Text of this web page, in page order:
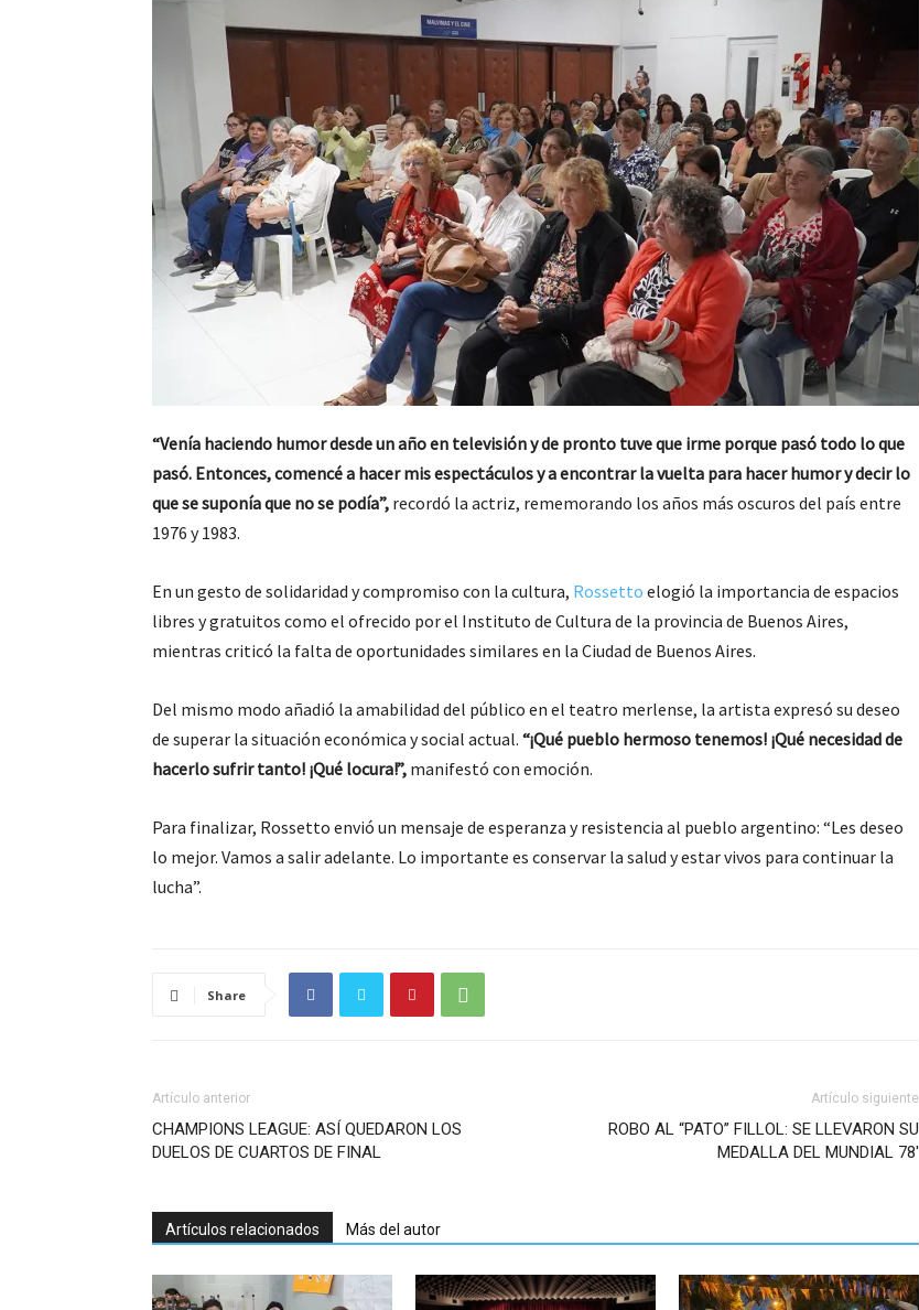
“Venía haciendo humor desde un año en televisión y de pronto tuve que irme porque pasó todo lo que
pasó. Entonces, comencé a hacer mis espectáculos y a encontrar la vuelta para hacer humor y decir lo
que se suponía que no se podía”, recordó la actriz, rememorando los años más oscuros del país entre
1976 y 1983.
En un gesto de solidaridad y compromiso con la cultura, Rossetto elogió la importancia de espacios
libres y gratuitos como el ofrecido por el Instituto de Cultura de la provincia de Buenos Aires,
mientras criticó la falta de oportunidades similares en la Ciudad de Buenos Aires.
Del mismo modo añadió la amabilidad del público en el teatro merlense, la artista expresó su deseo
de superar la situación económica y social actual. “¡Qué pueblo hermoso tenemos! ¡Qué necesidad de
hacerlo sufrir tanto! ¡Qué locura!”, manifestó con emoción.
Para finalizar, Rossetto envió un mensaje de esperanza y resistencia al pueblo argentino: “Les deseo
lo mejor. Vamos a salir adelante. Lo importante es conservar la salud y estar vivos para continuar la
lucha”.
Share
Artículo anterior
CHAMPIONS LEAGUE: ASÍ QUEDARON LOS
DUELOS DE CUARTOS DE FINAL
Artículo siguiente
ROBO AL “PATO” FILLOL: SE LLEVARON SU
MEDALLA DEL MUNDIAL 78′
Artículos relacionados Más del autor